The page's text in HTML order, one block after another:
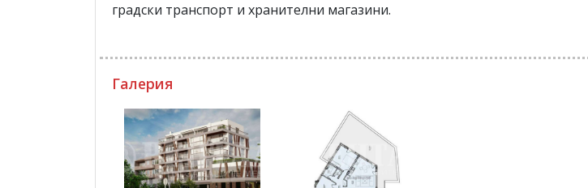
градски транспорт и хранителни магазини.
Галерия